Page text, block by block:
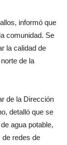
informó que
comunidad. Se
la calidad de
de la
de la Dirección
detalló que se
agua potable,
de redes de